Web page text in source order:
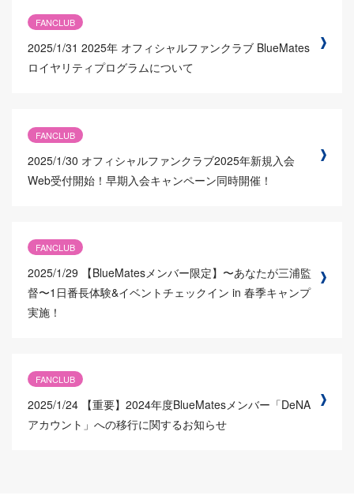
FANCLUB
2025/1/31 2025年 オフィシャルファンクラブ BlueMates
ロイヤリティプログラムについて
FANCLUB
2025/1/30 オフィシャルファンクラブ2025年新規入会
Web受付開始！早期入会キャンペーン同時開催！
FANCLUB
2025/1/29
【BlueMatesメンバー限定】〜あなたが三浦監
督〜1日番長体験&イベントチェックイン in 春季キャンプ
実施！
FANCLUB
2025/1/24 【重要】2024年度BlueMatesメンバー「DeNA
アカウント」への移行に関するお知らせ